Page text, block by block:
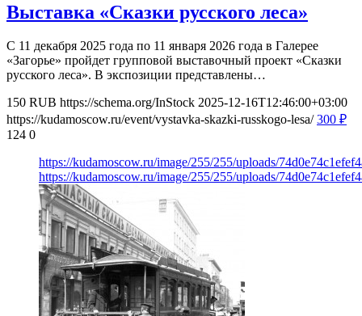
Выставка «Сказки русского леса»
С 11 декабря 2025 года по 11 января 2026 года в Галерее
«Загорье» пройдет групповой выставочный проект «Сказки
русского леса». В экспозиции представлены…
150 RUB https://schema.org/InStock 2025-12-16T12:46:00+03:00
https://kudamoscow.ru/event/vystavka-skazki-russkogo-lesa/ 300 ₽
124 0
https://kudamoscow.ru/image/255/255/uploads/
https://kudamoscow.ru/image/255/255/uploads/